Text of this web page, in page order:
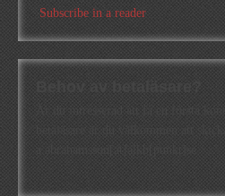
Subscribe in a reader
Är du intresserad att få en första
betaläsare är du välkommen att